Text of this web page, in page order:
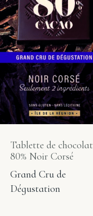
Tablette de chocolat
80% Noir Corsé
Grand Cru de
Dégustation